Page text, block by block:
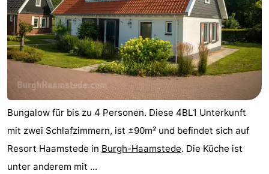
Bungalow für bis zu 4 Personen. Diese 4BL1 Unterkunft
mit zwei Schlafzimmern, ist ±90m² und befindet sich auf
Resort Haamstede in Burgh-Haamstede. Die Küche ist
unter anderem mit ...